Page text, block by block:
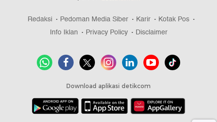
Redaksi Pedoman Media Siber Karir
Kotak Pos
Info Iklan
Privacy Policy Disclaimer
Download aplikasi detikcom